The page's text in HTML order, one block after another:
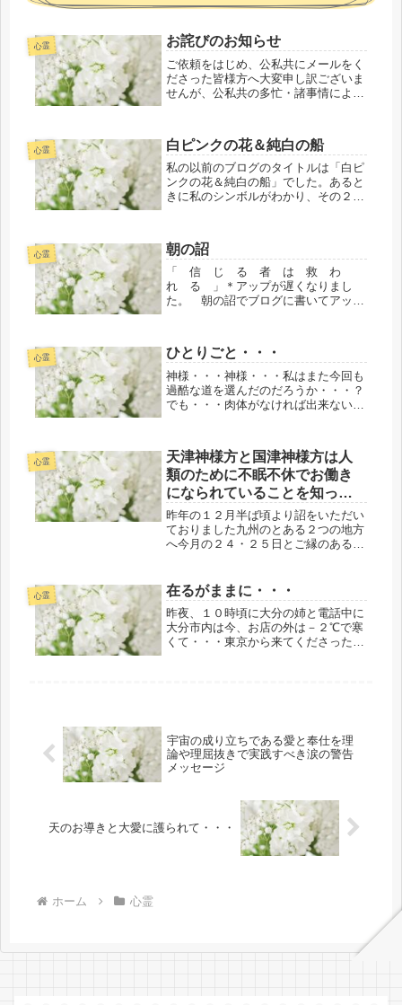
心霊 お詫びのお知らせ
ご依頼をはじめ、公私共にメールをく
ださった皆様方へ大変申し訳ございま
せんが、公私共の多忙・諸事情により
方をはじめ、プライベートメール等の
返信が遅れていますことを心よりお詫
び...
心霊 白ピンクの花＆純白の船
私の以前のブログのタイトルは「白ピ
ンクの花＆純白の船」でした。あると
きに私のシンボルがわかり、その２つ
して今、この地球・・・世界の雛形で
ある日本のとある都道府県に数回の転
居...
心霊 朝の詔
「 信 じ る 者 は 救 わ
れ る 」＊アップが遅くなりまし
た。 朝の詔でブログに書いてアップ
心霊 ひとりごと・・・
神様・・・神様・・・私はまた今回も
過酷な道を選んだのだろうか・・・？
でも・・・肉体がなければ出来ないこ
それなりに漠然とどこかでわかってい
る・・・知っている私がいること
も・・...
心霊
天津神様方と国津神様方は人
類のために不眠不休でお働き
になられていることを知って
いますでしょうか！？
昨年の１２月半ば頃より詔をいただい
ておりました九州のとある２つの地方
へ今月の２４・２５日とご縁のある同
びを絡めたお導きにて参りました。私
の個人的なこと？をいえば、ご紹介で
と...
心霊 在るがままに・・・
昨夜、１０時頃に大分の姉と電話中に
大分市内は今、お店の外は－２℃で寒
くて・・・東京から来てくださったお
宇宙の成り立ちである愛と奉仕を理
論や理屈抜きで実践すべき涙の警告
メッセージ
天のお導きと大愛に護られて・・・
ホーム 心霊